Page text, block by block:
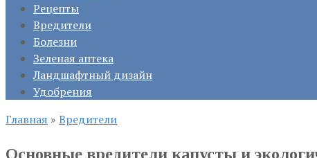
Рецепты
Вредители
Болезни
Зеленая аптека
Ландшафтный дизайн
Удобрения
Главная » Вредители
Основные вредители капусты и